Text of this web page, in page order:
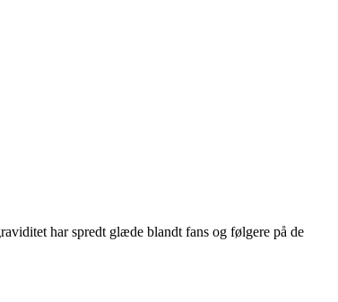
har spredt glæde blandt fans og følgere på de